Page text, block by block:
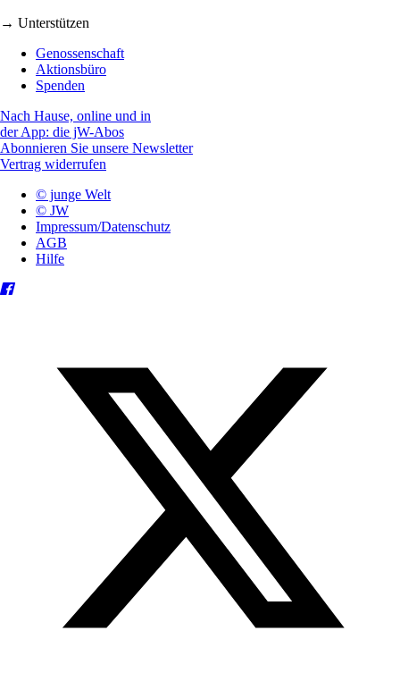
→ Unterstützen
Genossenschaft
Aktionsbüro
Spenden
Nach Hause, online und in
der App: die jW-Abos
Abonnieren Sie unsere Newsletter
Vertrag widerrufen
© junge Welt
© JW
Impressum/Datenschutz
AGB
Hilfe